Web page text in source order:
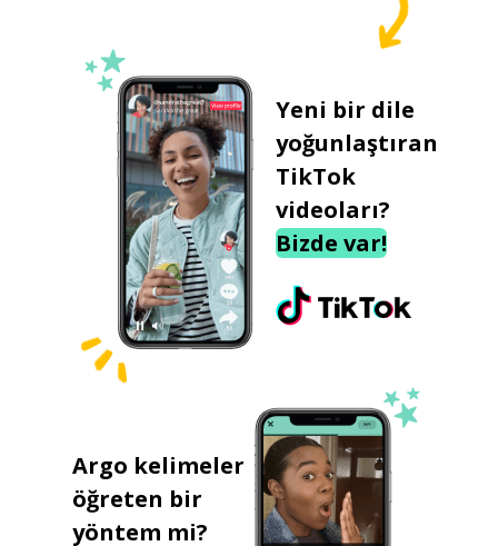
Yeni bir dile
yoğunlaştıran
TikTok
videoları?
Bizde var!
Argo kelimeler
öğreten bir
yöntem mi?